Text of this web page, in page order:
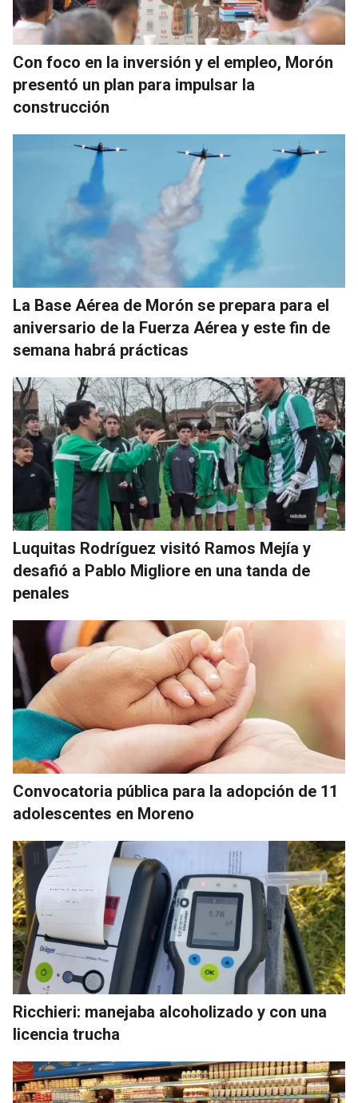
Con foco en la inversión y el empleo, Morón
presentó un plan para impulsar la
construcción
La Base Aérea de Morón se prepara para el
aniversario de la Fuerza Aérea y este fin de
semana habrá prácticas
Luquitas Rodríguez visitó Ramos Mejía y
desafió a Pablo Migliore en una tanda de
penales
Convocatoria pública para la adopción de 11
adolescentes en Moreno
Ricchieri: manejaba alcoholizado y con una
licencia trucha